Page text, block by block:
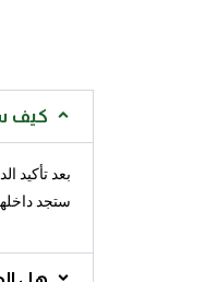
كيف
بعد تأكيد
ستجد